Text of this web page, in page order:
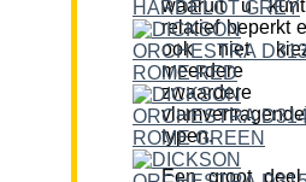
waaruit u
relatief beperkt
ook niet
meerdere
typen.
Een groot